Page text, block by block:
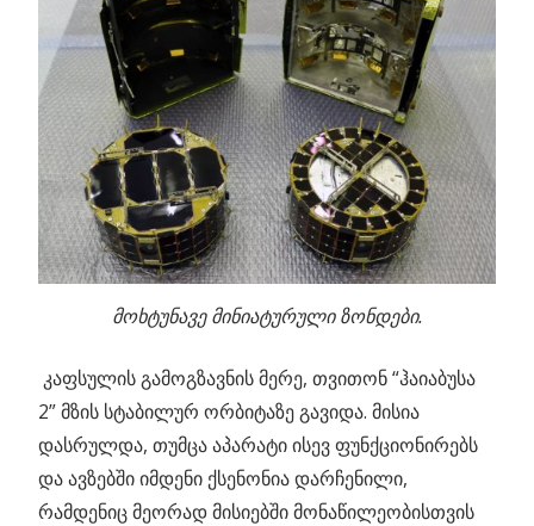
მოხტუნავე მინიატურული ზონდები.
კაფსულის გამოგზავნის მერე, თვითონ “ჰაიაბუსა
2” მზის სტაბილურ ორბიტაზე გავიდა. მისია
დასრულდა, თუმცა აპარატი ისევ ფუნქციონირებს
და ავზებში იმდენი ქსენონია დარჩენილი,
რამდენიც მეორად მისიებში მონაწილეობისთვის